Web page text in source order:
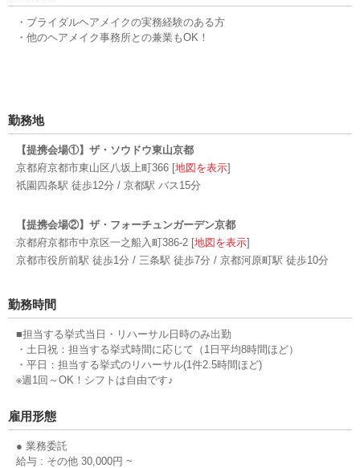
・ブライダルヘアメイクの実務経験のある方
・他のヘアメイク事務所との兼業もOK！
勤務地
【提携会場①】ザ・ソウドウ東山京都
京都府京都市東山区八坂上町366 [地図を表示]
祇園四条駅 徒歩12分 / 京都駅 バス15分
【提携会場②】ザ・フォーチュンガーデン京都
京都府京都市中京区一之船入町386-2 [地図を表示]
京都市役所前駅 徒歩1分 / 三条駅 徒歩7分 / 京都河原町駅 徒歩10分
勤務時間
■担当する挙式当日・リハーサル日時のみ出勤
・土日祝：担当する挙式時間に応じて（1日平均8時間ほど）
・平日：担当する挙式のリハーサル(1件2.5時間ほど)
※週1回～OK！シフトは自由です♪
雇用形態
● 業務委託
給与 : その他 30,000円 ~